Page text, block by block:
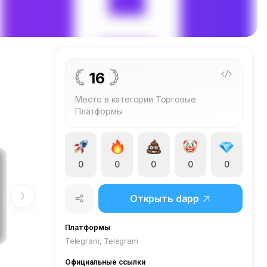
16
Место в категории Торговые
Платформы
0 0 0 0 0
Открыть dapp
Платформы
Telegram, Telegram
Официальные ссылки